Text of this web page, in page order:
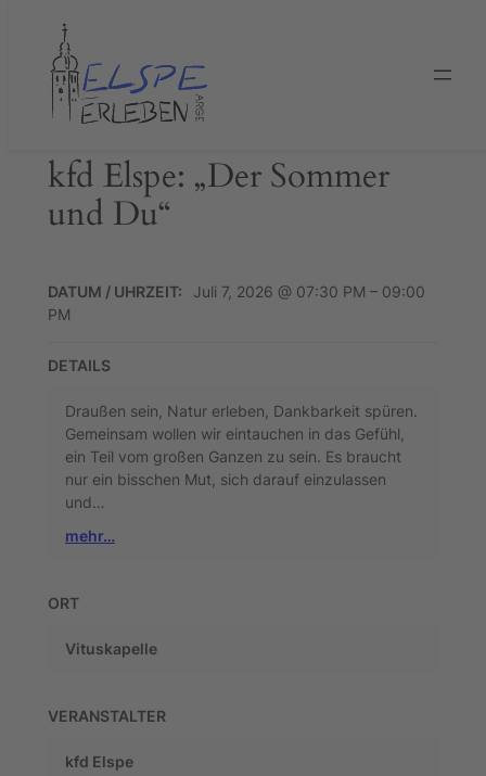
springen
kfd Elspe: „Der Sommer
und Du“
DATUM / UHRZEIT:
Juli 7, 2026 @ 07:30 PM – 09:00
PM
DETAILS
Draußen sein, Natur erleben, Dankbarkeit spüren.
Gemeinsam wollen wir eintauchen in das Gefühl,
ein Teil vom großen Ganzen zu sein. Es braucht
nur ein bisschen Mut, sich darauf einzulassen
und…
mehr…
ORT
Vituskapelle
VERANSTALTER
kfd Elspe